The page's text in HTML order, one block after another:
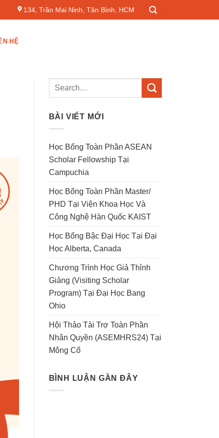
134, Trần Mai Ninh, Tân Bình, HCM
HỆ
BÀI VIẾT MỚI
Học Bổng Toàn Phần ASEAN
Scholar Fellowship Tại
Campuchia
Học Bổng Toàn Phần Master/
PHD Tại Viện Khoa Học Và
Công Nghệ Hàn Quốc KAIST
Học Bổng Bậc Đại Học Tại Đại
Học Alberta, Canada
Chương Trình Học Giả Thỉnh
Giảng (Visiting Scholar
Program) Tại Đại Học Bang
Ohio
Hội Thảo Tài Trợ Toàn Phần
Nhân Quyền (ASEMHRS24) Tại
Mông Cổ
BÌNH LUẬN GẦN ĐÂY